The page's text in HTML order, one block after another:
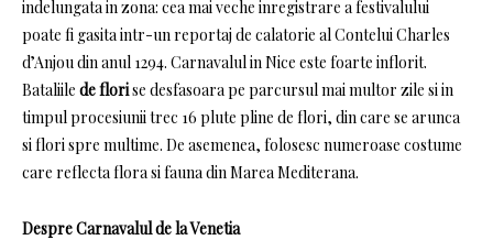
indelungata in zona: cea mai veche inregistrare a festivalului
poate fi gasita intr-un reportaj de calatorie al Contelui Charles
d’Anjou din anul 1294. Carnavalul in Nice este foarte inflorit.
Bataliile de florise desfasoara pe parcursul mai multor zile si in
timpul procesiunii trec 16 plute pline de flori, din care se arunca
si flori spre multime. De asemenea, folosesc numeroase costume
care reflecta flora si fauna din Marea Mediterana.
Despre Carnavalul de la Venetia